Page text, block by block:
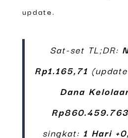
update.
Sat-set TL;DR:
Rp1.165,71
Dana
singkat: 1 Hari